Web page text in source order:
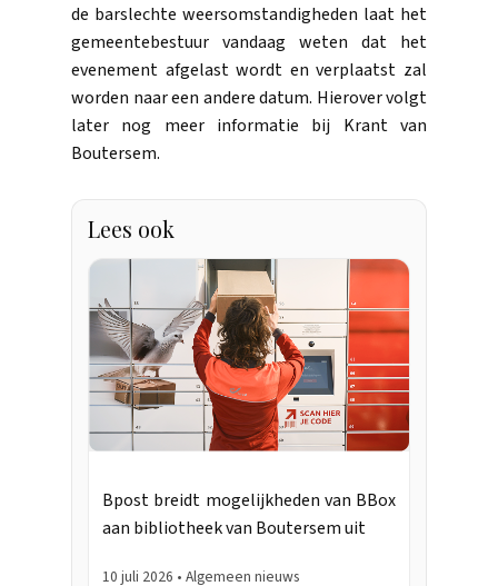
de barslechte weersomstandigheden laat het
gemeentebestuur vandaag weten dat het
evenement afgelast wordt en verplaatst zal
worden naar een andere datum. Hierover volgt
later nog meer informatie bij Krant van
Boutersem.
Lees ook
Bpost breidt mogelijkheden van BBox
aan bibliotheek van Boutersem uit
10 juli 2026 • Algemeen nieuws